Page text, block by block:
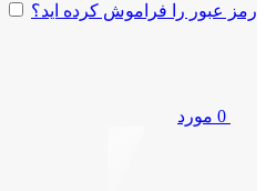
رمز عبور را فراموش کرده اید؟
0 مورد